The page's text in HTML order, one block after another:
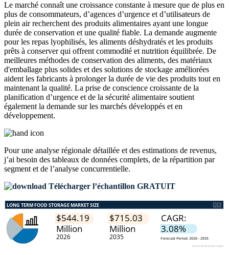
Le marché connaît une croissance constante à mesure que de plus en
plus de consommateurs, d’agences d’urgence et d’utilisateurs de
plein air recherchent des produits alimentaires ayant une longue
durée de conservation et une qualité fiable. La demande augmente
pour les repas lyophilisés, les aliments déshydratés et les produits
prêts à conserver qui offrent commodité et nutrition équilibrée. De
meilleures méthodes de conservation des aliments, des matériaux
d'emballage plus solides et des solutions de stockage améliorées
aident les fabricants à prolonger la durée de vie des produits tout en
maintenant la qualité. La prise de conscience croissante de la
planification d’urgence et de la sécurité alimentaire soutient
également la demande sur les marchés développés et en
développement.
Pour une analyse régionale détaillée et des estimations de revenus,
j’ai besoin des tableaux de données complets, de la répartition par
segment et de l’analyse concurrentielle.
Télécharger l’échantillon GRATUIT